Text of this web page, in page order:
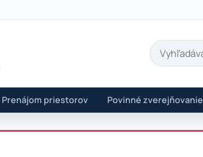
Prenájom priestorov Povinné zverejňovanie